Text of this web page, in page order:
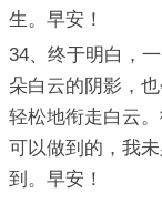
生。早安！
34、终于明白，
朵白云的阴影，
轻松地衔走白云
可以做到的，我
到。早安！